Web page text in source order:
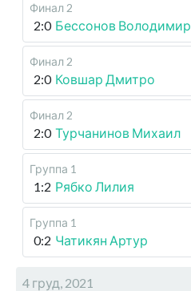
Финал 2
2:0 Бессонов Володимир
Финал 2
2:0 Ковшар Дмитро
Финал 2
2:0 Турчанинов Михаил
Группа 1
1:2 Рябко Лилия
Группа 1
0:2 Чатикян Артур
4 груд, 2021